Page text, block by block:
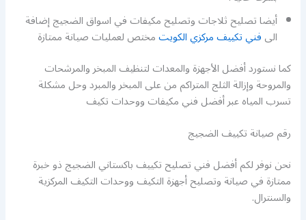
أيضا تصليح ثلاجات وتصليح مكيفات في اسواق الضجيج إضافة
الىفني تكييف مركزي الكويتمختص لعمليات صيانة ممتازة
كما نستورد أفضل الأجهزة والمعدات لتنظيف المبخر والمرشحات
والمروحة وإزالة الثلج المتراكم من على المبخر والمبرد وحل مشكلة
تسرب المياه عبر أفضل فني مكيفات ووحدات تكيف
رقم صيانة تكييف الضجيج
نحن نوفر لكم أفضل فني تصليح تكييف باكستاني الضجيج ذو خبرة
ممتازة في صيانة وتصليح أجهزة التكيف ووحدات التكيف المركزية
والسنترال.